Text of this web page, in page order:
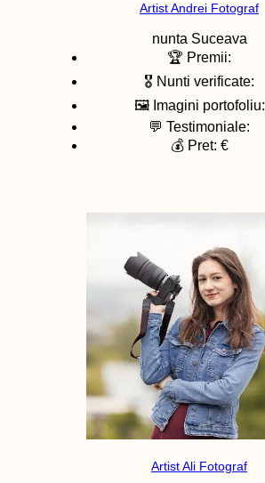
Artist Andrei Fotograf
nunta Suceava
🏆 Premii:
🎖️ Nunti verificate:
🖼️ Imagini portofoliu:
💬 Testimoniale:
💰 Pret: €
Artist Ali Fotograf